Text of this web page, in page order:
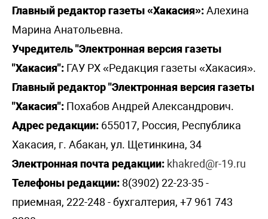
Главный редактор газеты «Хакасия»:Алехина
Марина Анатольевна.
Учредитель "Электронная версия газеты
"Хакасия": ГАУ РХ «Редакция газеты «Хакасия».
Главный редактор "Электронная версия газеты
"Хакасия": Похабов Андрей Александрович.
Адрес редакции: 655017, Россия, Республика
Хакасия, г. Абакан, ул. Щетинкина, 34
Электронная почта редакции: khakred@r-19.ru
Телефоны редакции: 8(3902) 22-23-35 -
приемная, 222-248 - бухгалтерия, +7 961 743